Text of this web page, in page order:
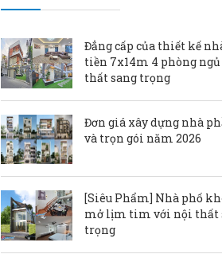
Đẳng cấp của thiết kế
tiền 7x14m 4 phòng
thất sang trọng
Đơn giá xây dựng nhà
và trọn gói năm 2026
[Siêu Phẩm] Nhà phố
mở lịm tim với nội thất
trọng